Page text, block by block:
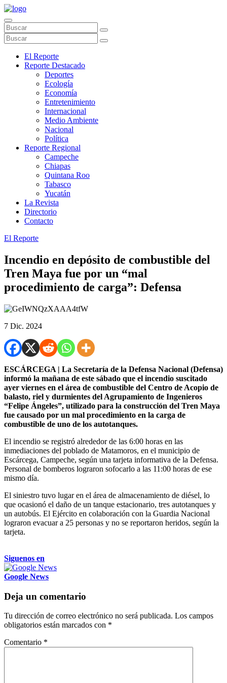
El Reporte
Reporte Destacado
Deportes
Ecología
Economía
Entretenimiento
Internacional
Medio Ambiente
Nacional
Política
Reporte Regional
Campeche
Chiapas
Quintana Roo
Tabasco
Yucatán
La Revista
Directorio
Contacto
El Reporte
Incendio en depósito de combustible del
Tren Maya fue por un “mal
procedimiento de carga”: Defensa
7 Dic. 2024
ESCÁRCEGA | La Secretaría de la Defensa Nacional (Defensa)
informó la mañana de este sábado que el incendio suscitado
ayer viernes en el área de combustible del Centro de Acopio de
balasto, riel y durmientes del Agrupamiento de Ingenieros
“Felipe Ángeles”, utilizado para la construcción del Tren Maya
fue causado por un mal procedimiento en la carga de
combustible de uno de los autotanques.
El incendio se registró alrededor de las 6:00 horas en las
inmediaciones del poblado de Matamoros, en el municipio de
Escárcega, Campeche, según una tarjeta informativa de la Defensa.
Personal de bomberos lograron sofocarlo a las 11:00 horas de ese
mismo día.
El siniestro tuvo lugar en el área de almacenamiento de diésel, lo
que ocasionó el daño de un tanque estacionario, tres autotanques y
un autobús. El Ejército en colaboración con la Guardia Nacional
lograron evacuar a 25 personas y no se reportaron heridos, según la
tarjeta.
Siguenos en
Google News
Deja un comentario
Tu dirección de correo electrónico no será publicada. Los campos
obligatorios están marcados con *
Comentario *